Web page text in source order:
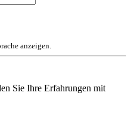
anzeigen.
Sie Ihre Erfahrungen mit